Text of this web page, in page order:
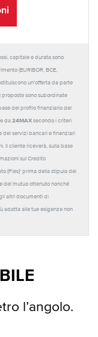
capitale e durata sono
(EURIBOR, BCE,
un'offerta da parte
proposte sono subordinate
del profilo finanziario del
da 24MAX secondo i criteri
dei servizi bancari e finanziari
Il cliente riceverà, sulla base
sul Credito
(Pies)' prima della stipula del
del mutuo ottenuto nonché
altri documenti di
adatta alle tue esigenze non
l’angolo.